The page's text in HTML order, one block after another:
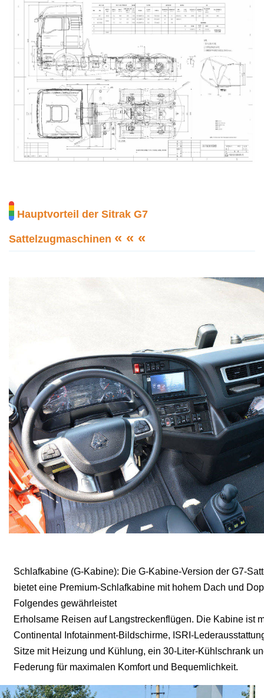
Hauptvorteil der Sitrak G7
Sattelzugmaschinen « « «
Schlafkabine (G-Kabine): Die G-Kabine-Version der G7-
bietet eine Premium-Schlafkabine mit hohem Dach und
Folgendes gewährleistet
Erholsame Reisen auf Langstreckenflügen. Die Kabine ist
Continental Infotainment-Bildschirme, ISRI-
Sitze mit Heizung und Kühlung, ein 30-Liter-Kühlschrank
Federung für maximalen Komfort und Bequemlichkeit.